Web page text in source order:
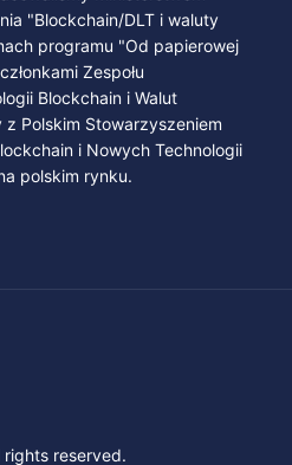
"Blockchain/DLT i waluty
programu "Od papierowej
Zespołu
Blockchain i Walut
Polskim Stowarzyszeniem
i Nowych Technologii
polskim rynku.
rights reserved.